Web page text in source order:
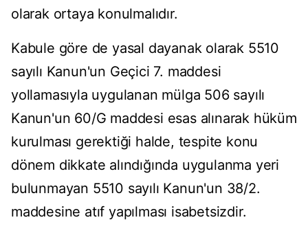
olarak ortaya konulmalıdır.
Kabule göre de yasal dayanak olarak 5510
sayılı Kanun'un Geçici 7. maddesi
yollamasıyla uygulanan mülga 506 sayılı
Kanun'un 60/G maddesi esas alınarak hüküm
kurulması gerektiği halde, tespite konu
dönem dikkate alındığında uygulanma yeri
bulunmayan 5510 sayılı Kanun'un 38/2.
maddesine atıf yapılması isabetsizdir.